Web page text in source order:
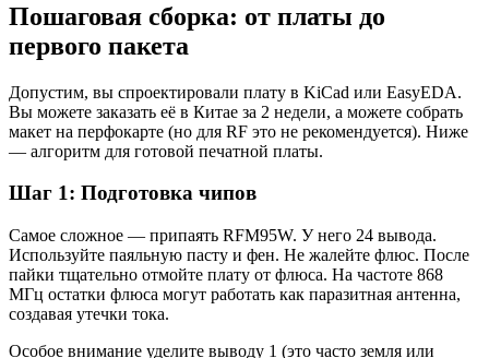
Пошаговая сборка: от платы до
первого пакета
Допустим, вы спроектировали плату в KiCad или EasyEDA.
Вы можете заказать её в Китае за 2 недели, а можете собрать
макет на перфокарте (но для RF это не рекомендуется). Ниже
— алгоритм для готовой печатной платы.
Шаг 1: Подготовка чипов
Самое сложное — припаять RFM95W. У него 24 вывода.
Используйте паяльную пасту и фен. Не жалейте флюс. После
пайки тщательно отмойте плату от флюса. На частоте 868
МГц остатки флюса могут работать как паразитная антенна,
создавая утечки тока.
Особое внимание уделите выводу 1 (это часто земля или